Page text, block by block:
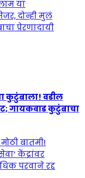
कुटुंबाला! वडील
गायकवाड कुटुंबाचा